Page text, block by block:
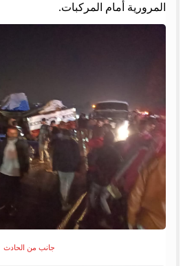
المرورية أمام المركبات.
جانب من الحادث